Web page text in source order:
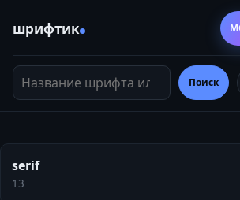
шрифтик
Название шрифта или тег
Поиск
serif
13